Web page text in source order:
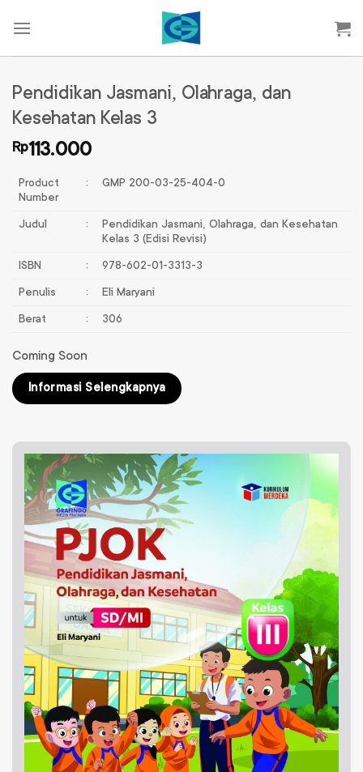
Pendidikan Jasmani, Olahraga, dan
Kesehatan Kelas 3
Rp113.000
Product
Number
: GMP 200-03-25-404-0
Judul :
Pendidikan Jasmani, Olahraga, dan Kesehatan
Kelas 3 (Edisi Revisi)
ISBN : 978-602-01-3313-3
Penulis : Eli Maryani
Berat : 306
Coming Soon
Informasi Selengkapnya